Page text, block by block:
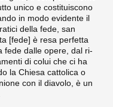
unico e costituiscono
in modo evidente il
della fede, san
[fede] è resa per­fetta
fede dalle opere, dal ri­
di colui che ci ha
la Chiesa cattolica o
con il diavolo, è un